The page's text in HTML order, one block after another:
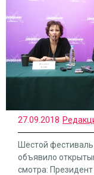
27.09.2018
Шестой
объявило
смотра: